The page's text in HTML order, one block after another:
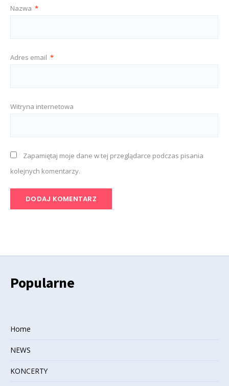
Nazwa *
Adres email *
Witryna internetowa
Zapamiętaj moje dane w tej przeglądarce podczas pisania
kolejnych komentarzy.
Popularne
Home
NEWS
KONCERTY